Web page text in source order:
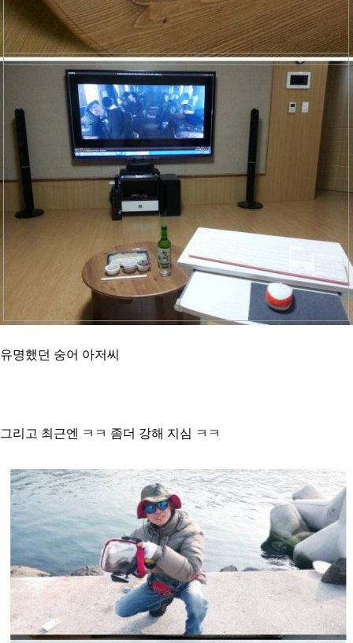
유명했던 숭어 아저씨
그리고 최근엔 ㅋㅋ 좀더 강해 지심 ㅋㅋ